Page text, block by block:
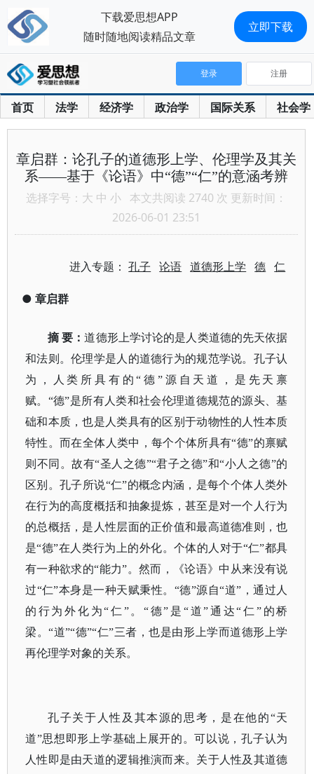
首页 法学 经济学 政治学 国际关系 社会学
登录 注册
章启群：论孔子的道德形上学、伦理学及其关
系——基于《论语》中“德”“仁”的意涵考辨
选择字号： 大 中 小 本文共阅读 2740 次 更新时间：
2026-06-01 23:51
进入专题：孔子 论语 道德形上学 德 仁
● 章启群
摘 要 ：道德形上学讨论的是人类道德的先天依据
和法则。伦理学是人的道德行为的规范学说。孔子认
为，人类所具有的“德”源自天道，是先天禀
赋。“德”是所有人类和社会伦理道德规范的源头、基
础和本质，也是人类具有的区别于动物性的人性本质
特性。而在全体人类中，每个个体所具有“德”的禀赋
则不同。故有“圣人之德”“君子之德”和“小人之德”的
区别。孔子所说“仁”的概念内涵，是每个个体人类外
在行为的高度概括和抽象提炼，甚至是对一个人行为
的总概括，是人性层面的正价值和最高道德准则，也
是“德”在人类行为上的外化。个体的人对于“仁”都具
有一种欲求的“能力”。然而，
《论语》中从来没有说
过“仁”本身是一种天赋秉性。“德”源自“道”，通过人
的行为外化为“仁”。“德”是“道”通达“仁”的桥
梁。“道”“德”“仁”三者，也是由形上学而道德形上学
再伦理学对象的关系。
孔子关于人性及其本源的思考，是在他的“天
道”思想即形上学基础上展开的。可以说，孔子认为
人性即是由天道的逻辑推演而来。关于人性及其道德
下载爱思想APP
随时随地阅读精品文章
立即下载